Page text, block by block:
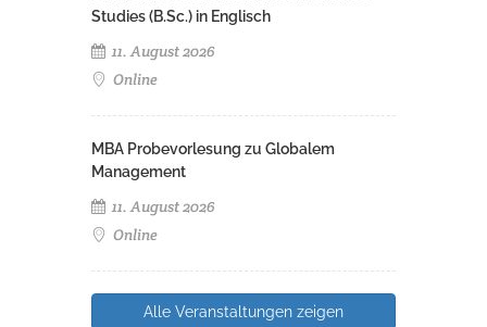
Studies (B.Sc.) in Englisch
11. August 2026
Online
MBA Probevorlesung zu Globalem
Management
11. August 2026
Online
Alle Veranstaltungen zeigen